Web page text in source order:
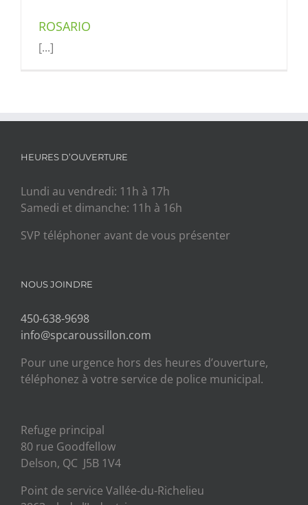
ROSARIO
[...]
HEURES D’OUVERTURE
Lundi au vendredi: 11h à 17h
Samedi et dimanche: 11h à 16h
SVP téléphoner avant de vous présenter
NOUS JOINDRE
450-638-9698
info@spcaroussillon.com
Pour une urgence hors des heures d’ouverture,
téléphonez à votre service de police municipal.
Refuge principal
80 rue Goodfellow
Delson, QC J5B 1V4
Point de service Vallée-du-Richelieu